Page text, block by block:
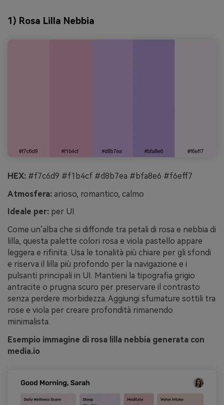
1) Rosa Lilla Nebbia
HEX: #f7c6d9 #f1b4cf #d8b7ea #bfa8e6 #f6eff7
Atmosfera: arioso, romantico, calmo
Ideale per: per UI
Come un’alba che si diffonde tra petali di rosa e nebbia di
lilla, questa palette colori rosa e viola pastello appare
leggera e rifinita. Usa le tonalità più chiare per gli sfondi
e riserva il lilla più profondo per la navigazione e i
pulsanti principali in UI. Mantieni la tipografia grigio
antracite o prugna scuro per preservare il contrasto
senza perdere morbidezza. Aggiungi sfumature sottili tra
rose e viola per creare profondità rimanendo
minimalista.
Esempio immagine di rosa lilla nebbia generata con
media.io